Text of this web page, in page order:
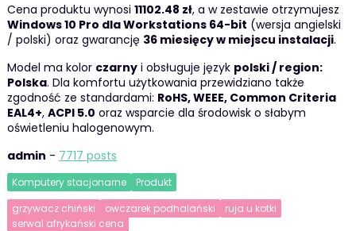
Cena produktu wynosi 11102.48 zł, a w zestawie otrzymujesz
Windows 10 Pro dla Workstations 64-bit (wersja angielski
/ polski) oraz gwarancję 36 miesięcy w miejscu instalacji.
Model ma kolor czarnyi obsługuje język polski / region:
Polska. Dla komfortu użytkowania przewidziano także
zgodność ze standardami: RoHS, WEEE, Common Criteria
EAL4+, ACPI 5.0 oraz wsparcie dla środowisk o słabym
oświetleniu halogenowym.
admin - 7717 posts
Komputery stacjonarne
Produkt
grzywacz chiński
owczarek podhalański
ruja u kotki
serwal afrykański cena